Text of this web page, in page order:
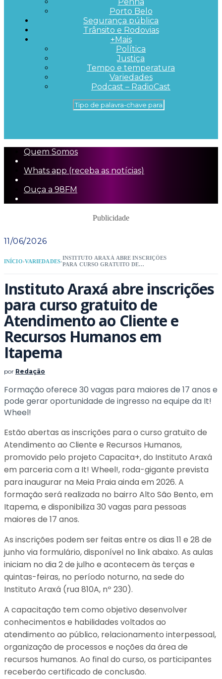
Porto Belo
Segurança pública
Trânsito e Rodovias
+Mais
Política
Justiça
Tempo e temperatura
Variedades
Podcast – RadioCast
Quem Somos
Whats app (receba as notícias)
Ouça a 98FM
Publicidade
11/06/2026
INÍCIO›VARIEDADES›
INSTITUTO ARAXÁ ABRE INSCRIÇÕES
PARA CURSO GRATUITO DE
Instituto Araxá abre inscrições
para curso gratuito de
Atendimento ao Cliente e
Recursos Humanos em
Itapema
por Redação
Formação oferece 30 vagas para maiores de 17 anos e
pode gerar oportunidade de ingresso na equipe da It!
Wheel!
Estão abertas as inscrições para o curso gratuito de
Atendimento ao Cliente e Recursos Humanos,
promovido pelo projeto Capacita+, do Instituto Araxá
em parceria com a It! Wheel!, roda-gigante prevista
para inaugurar na Meia Praia ainda em 2026. A
formação será realizada no bairro Alto São Bento, em
Itapema, e disponibiliza 30 vagas para pessoas
maiores de 17 anos.
As inscrições podem ser feitas entre os dias 11 e 28 de
junho via formulário, disponível no link abaixo. As aulas
iniciam no dia 2 de julho e acontecem às terças e
quintas-feiras, no período noturno, na sede do
Instituto Araxá (rua 810A, nº 230).
A capacitação tem como objetivo desenvolver
conhecimentos e habilidades voltados ao
atendimento ao público, relacionamento interpessoal,
organização de processos e noções da área de
recursos humanos. Ao final do curso, os participantes
receberão certificado de conclusão.